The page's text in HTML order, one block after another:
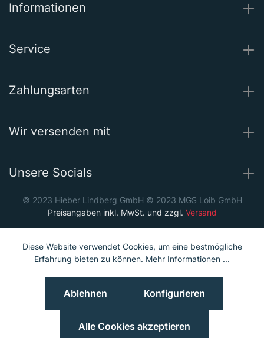
Informationen
Service
Zahlungsarten
Wir versenden mit
Unsere Socials
© 2023 Hieber Lindberg GmbH © 2023 MGS Loib GmbH
Preisangaben inkl. MwSt. und zzgl. Versand
Diese Website verwendet Cookies, um eine bestmögliche
Erfahrung bieten zu können. Mehr Informationen ...
Ablehnen Konfigurieren
Alle Cookies akzeptieren